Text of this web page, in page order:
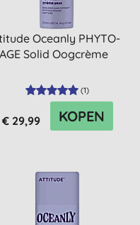
Oceanly PHYTO-
AGE Solid Oogcrème
(1)
€ 29,99 KOPEN